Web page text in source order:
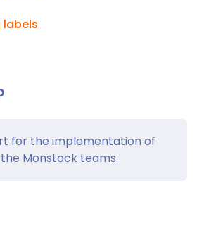
labels
for the implementation of
Monstock teams.